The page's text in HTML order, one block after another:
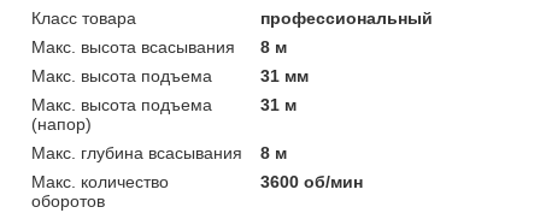
Класс товара
профессиональный
Макс. высота всасывания
8 м
Макс. высота подъема
31 мм
Макс. высота подъема
(напор)
31 м
Макс. глубина всасывания
8 м
Макс. количество
оборотов
3600 об/мин